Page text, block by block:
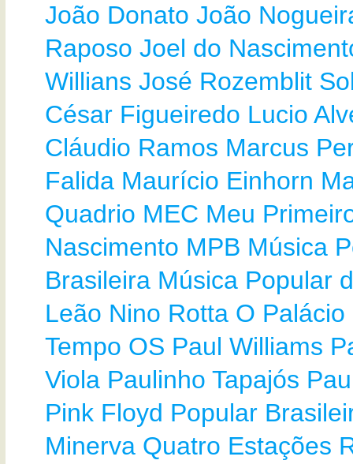
João Donato João
Raposo Joel do
Willians José Rozemblit
César Figueiredo Lucio
Cláudio Ramos Marcus
Falida Maurício Einhorn
Quadrio MEC Meu
Nascimento MPB Música
Brasileira Música Popular
Leão Nino Rotta O
Tempo OS Paul Williams
Viola Paulinho Tapajós
Pink Floyd Popular
Minerva Quatro Estações